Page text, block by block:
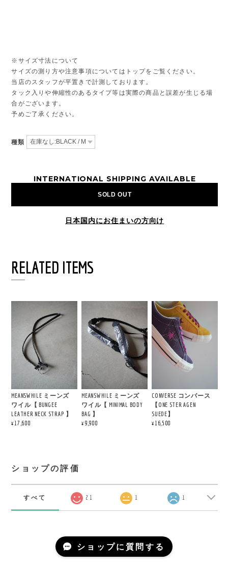
※サイズ寸法について
サイズの測り方や注意事項についてはトップをご覧ください。
当店のスタッフが平置きで計測しております。
タック入りや伸縮性のあるタイプ等は実際の商品と誤差が生じる場
合がございます。
予めご了承ください。
種類
INTERNATIONAL SHIPPING AVAILABLE
SOLD OUT
日本国内にお住まいの方向け
RELATED ITEMS
MEANSWHILE ミーンズ
ワイル【 BUNGEE
LEATHER NECK STRAP 】
¥17,600
MEANSWHILE ミーンズ
ワイル【 MINIMAL BODY
BAG 】
¥9,900
CONVERSE コンバース
【ONE STER AGEN
SUEDE】
¥16,500
ショップの評価
すべて 21 1 1
ショップに質問する